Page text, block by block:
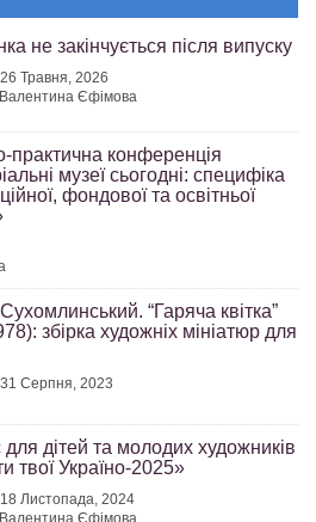
не закінчується після випуску
Травня, 2026
Єфімова
практична конференція
музеї сьогодні: специфіка
фондової та освітньої
“Гаряча квітка”
збірка художніх мініатюр для
Серпня, 2023
для дітей та молодих художників
твої Україно-2025»
Листопада, 2024